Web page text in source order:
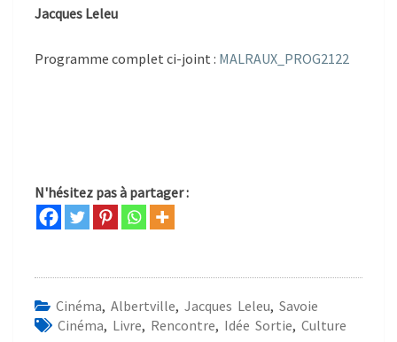
Jacques Leleu
Programme complet ci-joint : MALRAUX_PROG2122
N'hésitez pas à partager :
Cinéma, Albertville, Jacques Leleu, Savoie
Cinéma, Livre, Rencontre, Idée Sortie, Culture